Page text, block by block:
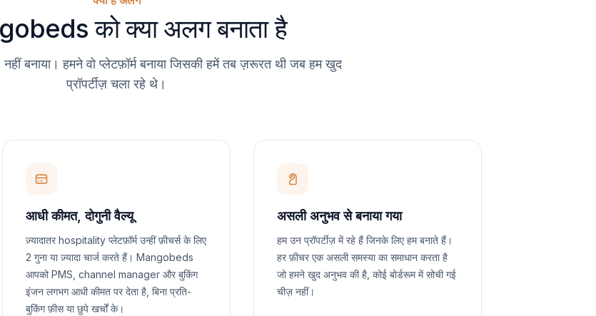
को क्या अलग बनाता है
बनाया। हमने वो प्लेटफ़ॉर्म बनाया जिसकी हमें तब ज़रूरत थी जब हम खुद
प्रॉपर्टीज़ चला रहे थे।
आधी कीमत, दोगुनी वैल्यू
ज़्यादातर hospitality प्लेटफ़ॉर्म उन्हीं फ़ीचर्स के लिए
2 गुना या ज़्यादा चार्ज करते हैं। Mangobeds
आपको PMS, channel manager और बुकिंग
इंजन लगभग आधी कीमत पर देता है, बिना प्रति-
बुकिंग फ़ीस या छुपे खर्चों के।
असली अनुभव से बनाया गया
हम उन प्रॉपर्टीज़ में रहे हैं जिनके लिए हम बनाते हैं।
हर फ़ीचर एक असली समस्या का समाधान करता है
जो हमने खुद अनुभव की है, कोई बोर्डरूम में सोची गई
चीज़ नहीं।